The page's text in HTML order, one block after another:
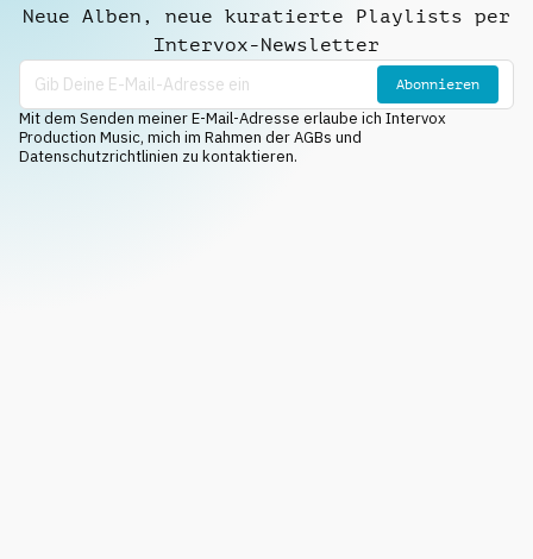
Neue Alben, neue kuratierte Playlists per
Intervox-Newsletter
Abonnieren
Mit dem Senden meiner E-Mail-Adresse erlaube ich Intervox
Production Music, mich im Rahmen der AGBs und
Datenschutzrichtlinien zu kontaktieren.